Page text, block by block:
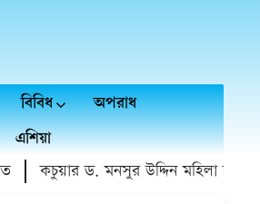
বিবিধ
অপরাধ
এশিয়া
কচুয়ার ড. মনসুর উদ্দিন মহিলা কলেজে